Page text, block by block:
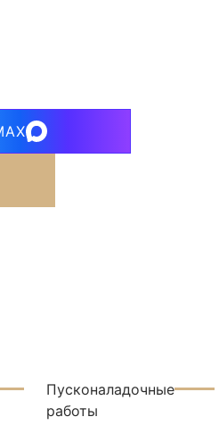
Пусконаладочные
работы